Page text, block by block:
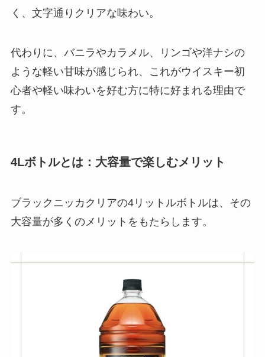
く、文字通りクリアな味わい。
代わりに、バニラやカラメル、リンゴや洋ナシの
ような軽い甘味が感じられ、これがウイスキー初
心者や軽い味わいを好む方に特に好まれる理由で
す。
4Lボトルとは：大容量で楽しむメリット
ブラックニッカクリアの4リットルボトルは、その
大容量が多くのメリットをもたらします。